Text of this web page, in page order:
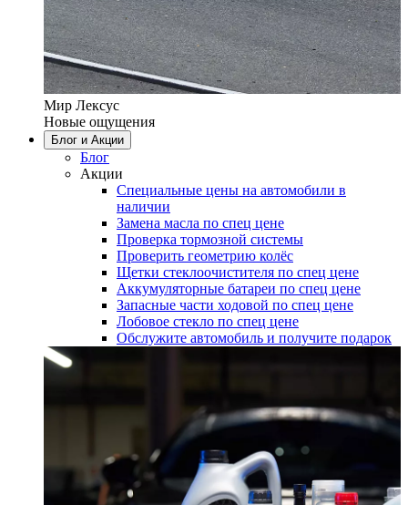
Мир Лексус
Новые ощущения
Блог и Акции
Блог
Акции
Специальные цены на автомобили в
наличии
Замена масла по спец цене
Проверка тормозной системы
Проверить геометрию колёс
Щетки стеклоочистителя по спец цене
Аккумуляторные батареи по спец цене
Запасные части ходовой по спец цене
Лобовое стекло по спец цене
Обслужите автомобиль и получите подарок